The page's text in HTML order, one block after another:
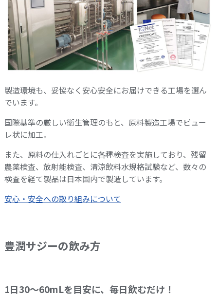
製造環境も、妥協なく安心安全にお届けできる工場を選ん
でいます。
国際基準の厳しい衛生管理のもと、原料製造工場でピュー
レ状に加工。
また、原料の仕入れごとに各種検査を実施しており、残留
農薬検査、放射能検査、清涼飲料水規格試験など、数々の
検査を経て製品は日本国内で製造しています。
安心・安全への取り組みについて
豊潤サジーの飲み方
1日30～60mLを目安に、毎日飲むだけ！